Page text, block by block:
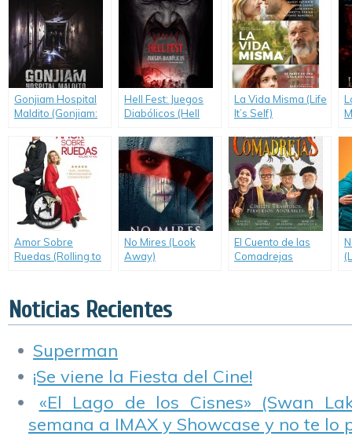
Gonjiam Hospital
Maldito (Gonjiam:
Asylum/Gon-ji-am)
Hell Fest: Juegos
Diabólicos (Hell
La Vida Misma (Life
It’s Self)
Amor Sobre
Ruedas (Rolling to
No Mires (Look
Away)
El Cuento de las
Comadrejas
Noticias Recientes
Superman
¡Se viene la Fiesta del Cine!
«El Lago de los Cisnes» (Swan
semana a IMAX y Showcase y no te lo